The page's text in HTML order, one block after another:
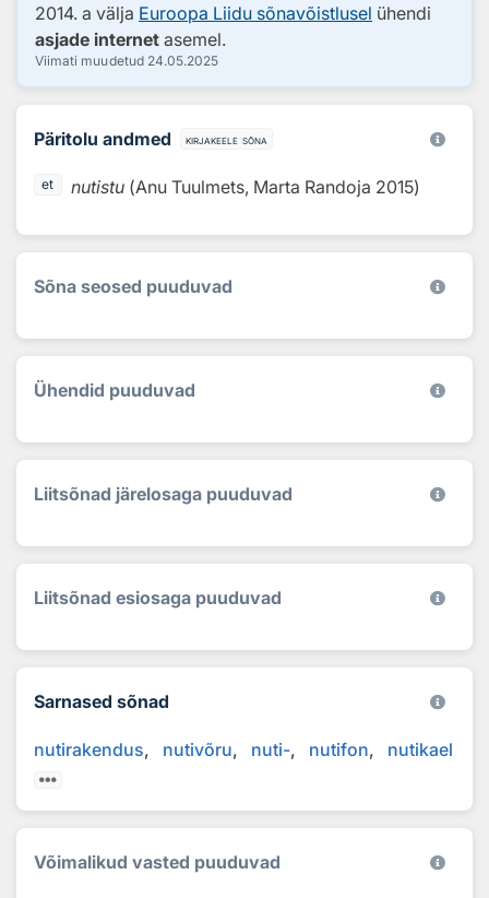
2014. a välja Euroopa Liidu sõnavõistlusel ühendi
asjade internet asemel.
Viimati muudetud 24.05.2025
Päritolu andmed kirjakeele sõna
et nutistu (Anu Tuulmets, Marta Randoja 2015)
Sõna seosed puuduvad
Ühendid puuduvad
Liitsõnad järelosaga puuduvad
Liitsõnad esiosaga puuduvad
Sarnased sõnad
nutirakendus nutivõru nuti- nutifon nutikael
Võimalikud vasted puuduvad